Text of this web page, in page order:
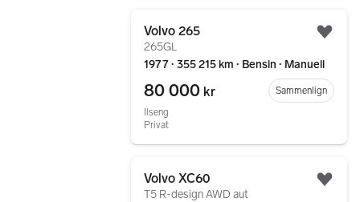
Volvo 265
265GL
1977 ∙ 355 215 km ∙ Bensin ∙ Manuell
80 000 kr
Sammenlign
Ilseng
Privat
Volvo XC60
T5 R-design AWD aut